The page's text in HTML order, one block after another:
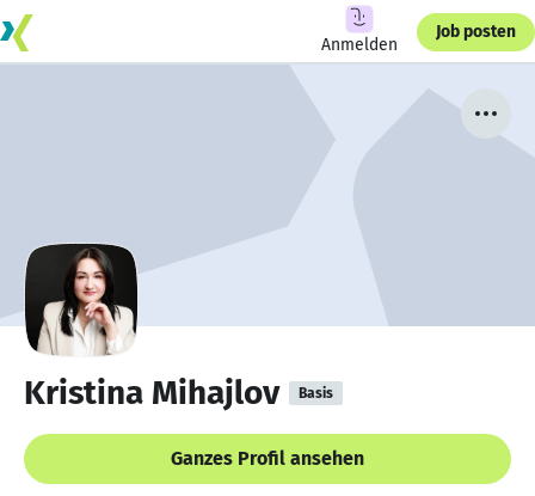
Anmelden
Job posten
Kristina Mihajlov Basis
Ganzes Profil ansehen